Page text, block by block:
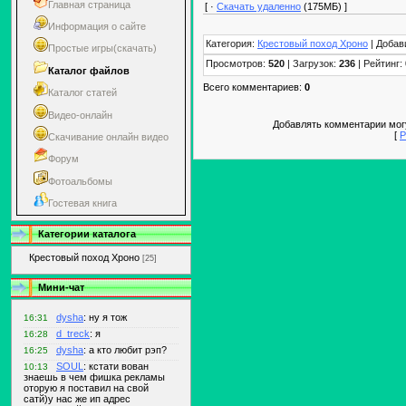
Главная страница
Информация о сайте
Простые игры(скачать)
Каталог файлов
Каталог статей
Видео-онлайн
Скачивание онлайн видео
Форум
Фотоальбомы
Гостевая книга
Категории каталога
Крестовый поход Хроно [25]
Мини-чат
[ · Скачать удаленно (175МБ) ]
Категория: Крестовый поход Хроно |
Просмотров: 520 | Загрузок: 236 | Рейтинг:
Всего комментариев: 0
Добавлять комментарии
[